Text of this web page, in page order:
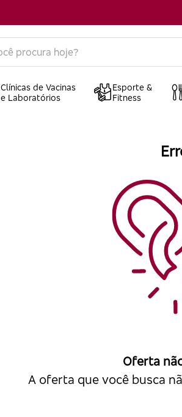
Clínicas de Vacinas
e Laboratórios
Esporte &
Fitness
Oferta
A oferta que você busca